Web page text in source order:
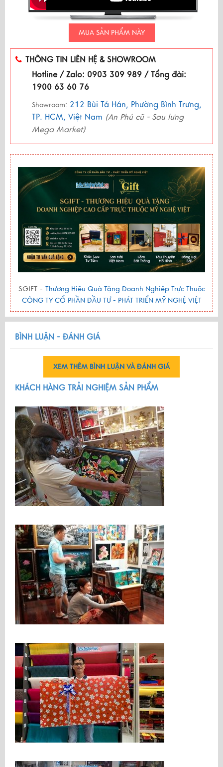
MUA SẢN PHẨM NÀY
THÔNG TIN LIÊN HỆ & SHOWROOM
Hotline / Zalo: 0903 309 989 / Tổng đài:
1900 63 60 76
Showroom: 212 Bùi Tá Hán, Phường Bình Trưng,
TP. HCM, Việt Nam (An Phú cũ - Sau lưng
Mega Market)
SGIFT - Thương Hiệu Quà Tặng Doanh Nghiệp Trực Thuộc
CÔNG TY CỔ PHẦN ĐẦU TƯ - PHÁT TRIỂN MỸ NGHỆ VIỆT
BÌNH LUẬN - ĐÁNH GIÁ
XEM THÊM BÌNH LUẬN VÀ ĐÁNH GIÁ
KHÁCH HÀNG TRẢI NGHIỆM SẢN PHẨM